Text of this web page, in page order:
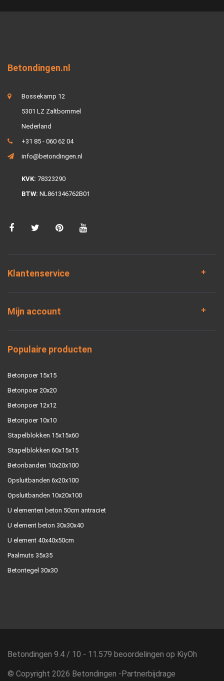
Betondingen.nl
Bossekamp 12
5301 LZ Zaltbommel
Nederland
+31 85 - 060 62 04
info@betondingen.nl
KVK: 78323290
BTW: NL861346762B01
Klantenservice
Mijn account
Populaire producten
Betonpoer 15x15
Betonpoer 20x20
Betonpoer 12x12
Betonpoer 10x10
Stapelblokken 15x15x60
Stapelblokken 60x15x15
Betonbanden 10x20x100
Opsluitbanden 6x20x100
Opsluitbanden 10x20x100
U elementen beton 50cm antraciet
U element beton 30x30x40
U element 40x40x50cm
Paalmuts 35x35
Betontegel 30x30
Betondingen 9.4 / 10 - 11.579 beoordelingen op KiyOh
© Copyright 2026 Betondingen - Partnerbijdrage